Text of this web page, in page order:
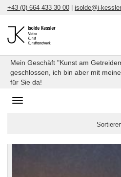
Direkt
+43 (0) 664 433 30 00 | isolde@i-
Mein Geschäft "Kunst am
geschlossen, ich bin aber mit
für Sie da!
Toggle